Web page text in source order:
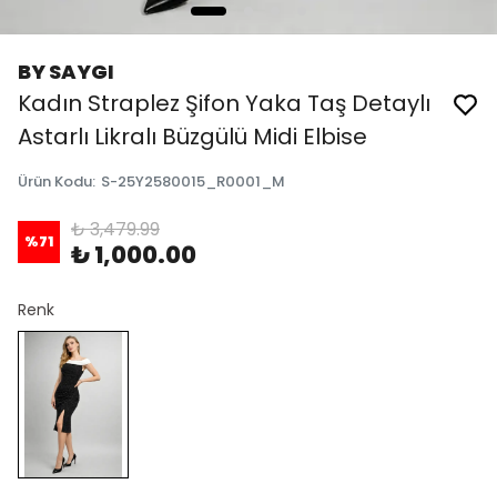
BY SAYGI
Kadın Straplez Şifon Yaka Taş Detaylı
Astarlı Likralı Büzgülü Midi Elbise
Ürün Kodu: S-25Y2580015_R0001_M
%71 ₺ 3,479.99
₺ 1,000.00
Renk